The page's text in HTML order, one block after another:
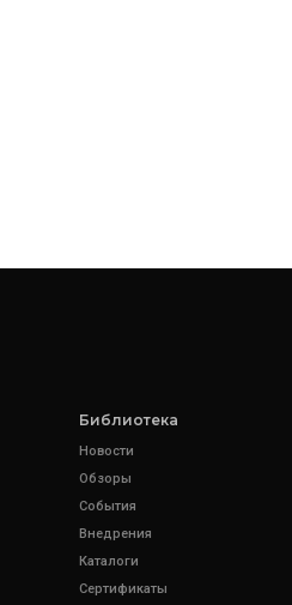
Библиотека
Новости
Обзоры
События
Внедрения
Каталоги
Сертификаты